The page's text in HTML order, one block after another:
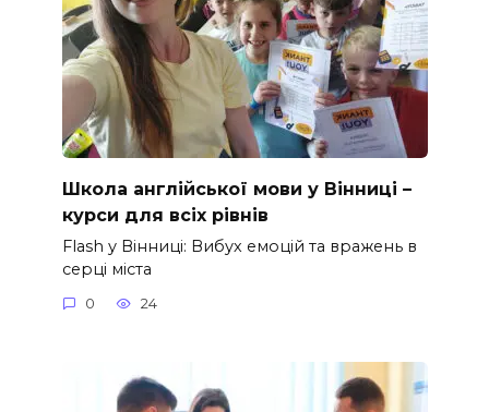
Школа англійської мови у Вінниці –
курси для всіх рівнів
Flash у Вінниці: Вибух емоцій та вражень в
серці міста
0 24